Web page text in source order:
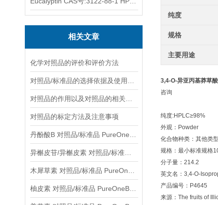
相关文章
化学对照品的评价和评价方法
对照品的标定方法及注意事项
纯度
规格
主要用途
3,4-O-异亚丙基莽草
咨询
纯度:HPLC≥98%
外观：Powder
化合物种类：其他类
规格：最小标准规格
分子量：214.2
英文名：3,4-O-
产品编号：P4645
来源：The fruits of